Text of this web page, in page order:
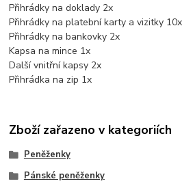
Přihrádky na doklady 2x
Přihrádky na platební karty a vizitky 10x
Přihrádky na bankovky 2x
Kapsa na mince 1x
Další vnitřní kapsy 2x
Přihrádka na zip 1x
Zboží zařazeno v kategoriích
Peněženky
Pánské peněženky